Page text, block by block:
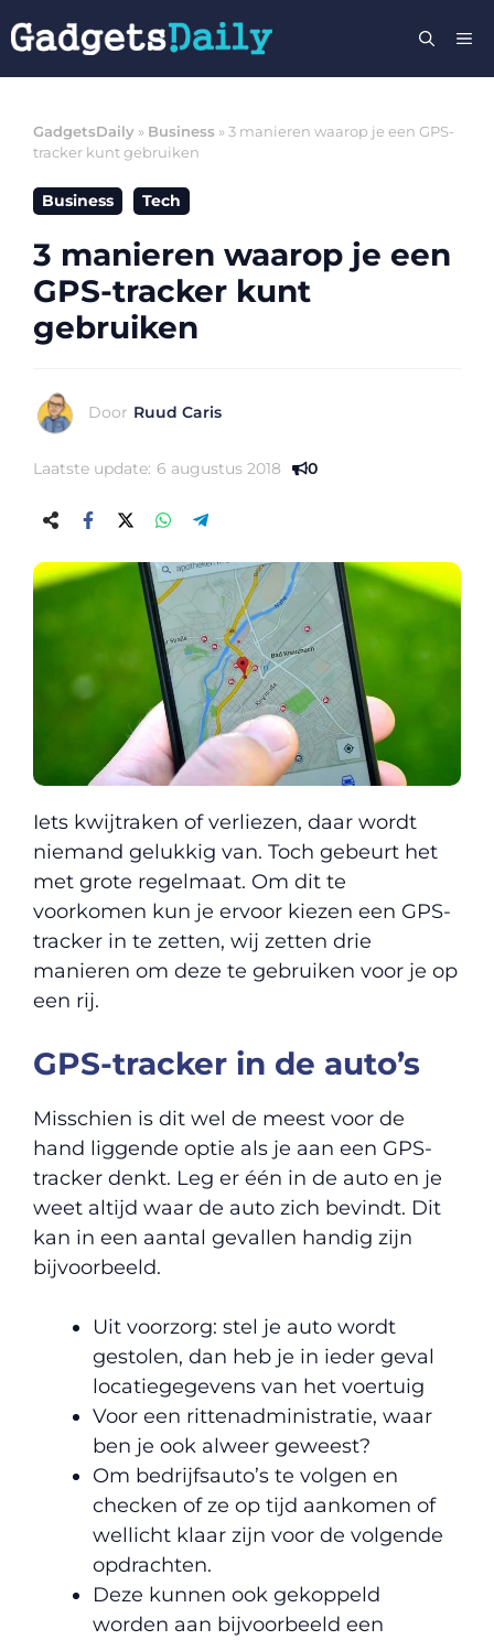
naar
de
GadgetsDaily » Business »3 manieren waarop je een GPS-
tracker kunt gebruiken
Business Tech
3 manieren waarop je een
GPS-tracker kunt
gebruiken
Door Ruud Caris
Laatste update: 6 augustus 2018 0
Iets kwijtraken of verliezen, daar wordt
niemand gelukkig van. Toch gebeurt het
met grote regelmaat. Om dit te
voorkomen kun je ervoor kiezen een GPS-
tracker in te zetten, wij zetten drie
manieren om deze te gebruiken voor je op
een rij.
GPS-tracker in de auto’s
Misschien is dit wel de meest voor de
hand liggende optie als je aan een GPS-
tracker denkt. Leg er één in de auto en je
weet altijd waar de auto zich bevindt. Dit
kan in een aantal gevallen handig zijn
bijvoorbeeld.
Uit voorzorg: stel je auto wordt
gestolen, dan heb je in ieder geval
locatiegegevens van het voertuig
Voor een rittenadministratie, waar
ben je ook alweer geweest?
Om bedrijfsauto’s te volgen en
checken of ze op tijd aankomen of
wellicht klaar zijn voor de volgende
opdrachten.
Deze kunnen ook gekoppeld
worden aan bijvoorbeeld een